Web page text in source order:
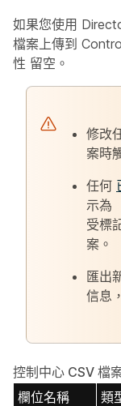
如果您使用
檔案上傳到
性 留空。
修改
案時
任何
示為
受標
案。
匯出
信息
控制中心 CSV 檔
欄位名稱
類